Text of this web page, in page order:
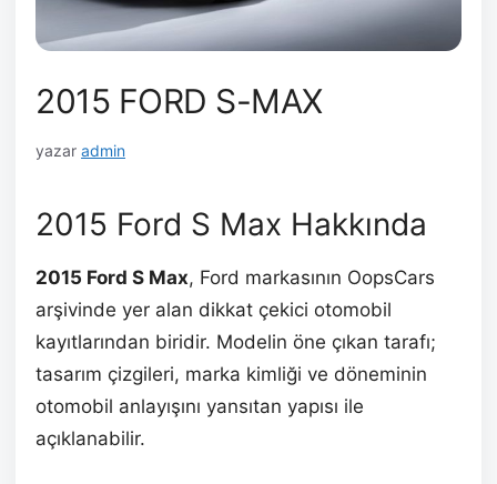
2015 FORD S-MAX
yazar admin
2015 Ford S Max Hakkında
2015 Ford S Max, Ford markasının OopsCars
arşivinde yer alan dikkat çekici otomobil
kayıtlarından biridir. Modelin öne çıkan tarafı;
tasarım çizgileri, marka kimliği ve döneminin
otomobil anlayışını yansıtan yapısı ile
açıklanabilir.